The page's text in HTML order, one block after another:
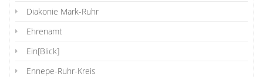
Diakonie Mark-Ruhr
Ehrenamt
Ein[Blick]
Ennepe-Ruhr-Kreis